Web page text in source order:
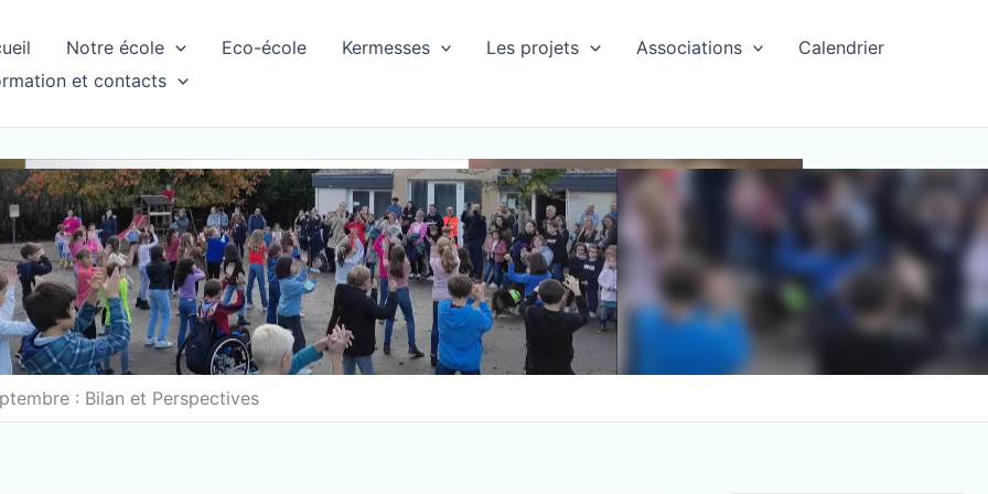
Notre école Eco-école Kermesses Les projets Associations
Calendrier
et contacts
: Bilan et Perspectives